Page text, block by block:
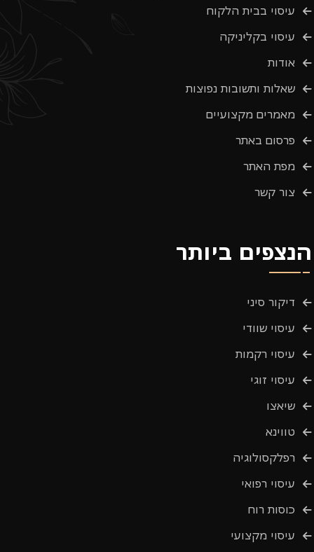
עיסוי בבית הלקוח
עיסוי בקליניקה
אודות
שאלות ותשובות נפוצות
מאמרים מקצועיים
פרסום באתר
מפת האתר
צור קשר
הנצפים ביותר
דיקור סיני
עיסוי שוודי
עיסוי רקמות
עיסוי זוגי
שיאצו
טווינא
רפלקסולוגיה
עיסוי רפואי
כוסות רוח
עיסוי מקצועי